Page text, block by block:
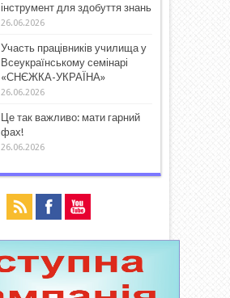
інструмент для здобуття знань
26.06.2026
Участь працівників училища у
Всеукраїнському семінарі
«СНЄЖКА-УКРАЇНА»
26.06.2026
Це так важливо: мати гарний
фах!
26.06.2026